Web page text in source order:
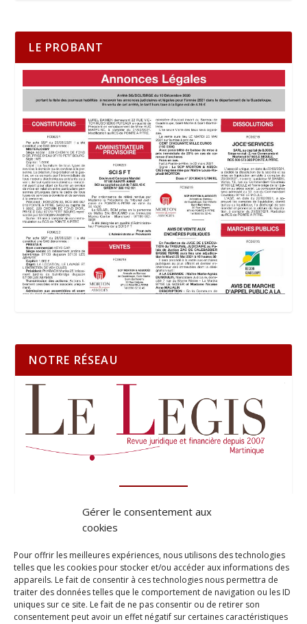
Gérer le consentement aux
cookies
Pour offrir les meilleures expériences, nous utilisons des technologies
telles que les cookies pour stocker et/ou accéder aux informations des
appareils. Le fait de consentir à ces technologies nous permettra de
traiter des données telles que le comportement de navigation ou les ID
uniques sur ce site. Le fait de ne pas consentir ou de retirer son
consentement peut avoir un effet négatif sur certaines caractéristiques
LE PROBANT
NOTRE RÉSEAU